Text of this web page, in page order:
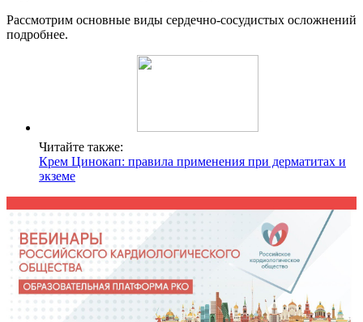
Рассмотрим основные виды сердечно-сосудистых осложнений
подробнее.
Читайте также:
Крем Цинокап: правила применения при дерматитах и
экземе